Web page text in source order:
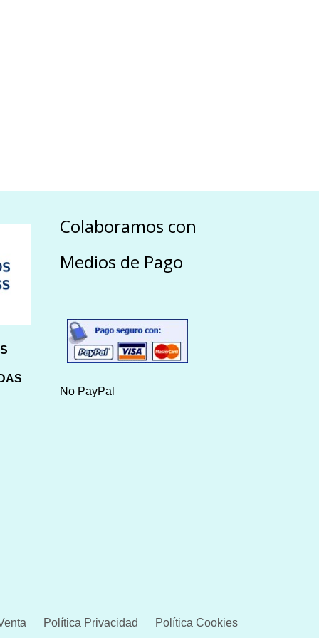
Colaboramos con
Medios de Pago
No PayPal
Política Privacidad Política Cookies